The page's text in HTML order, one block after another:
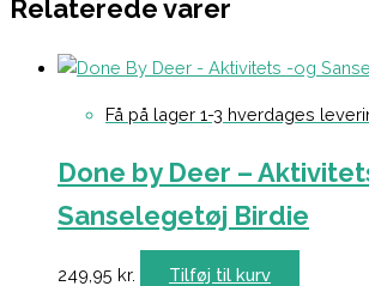
Relaterede varer
Få på lager 1-3 hverdages
Done by Deer –
Sanselegetøj Birdie
249,95 kr. Tilføj til kurv